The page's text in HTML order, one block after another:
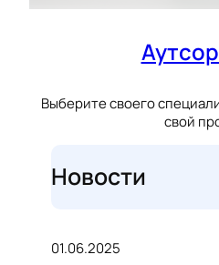
Выберите своего
свой
Новости
01.06.2025